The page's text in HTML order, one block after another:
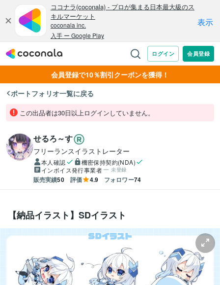
会員登録で10％割引クーポンを獲得！
ポートフォリオ一覧に戻る
この出品者は30日以上ログインしていません。
せるろ～す
フリーランスイラストレーター
本人確認
機密保持契約(NDA)
インボイス発行事業者
未登録
販売実績50 評価 4.9 フォロワー74
【納品イラスト】SDイラスト